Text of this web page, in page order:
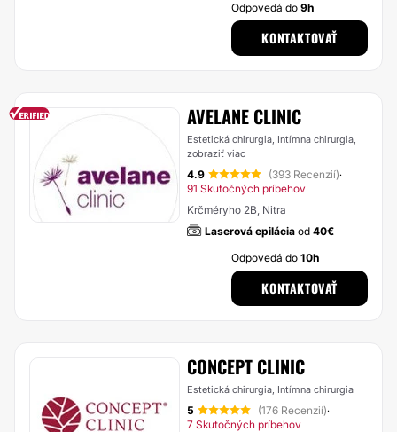
Odpovedá do9h
KONTAKTOVAŤ
AVELANE CLINIC
Estetická chirurgia, Intímna chirurgia,
zobraziť viac
4.9 (393 Recenzií)·
91 Skutočných príbehov
Krčméryho 2B, Nitra
Laserová epilácia od 40€
Odpovedá do10h
KONTAKTOVAŤ
CONCEPT CLINIC
Estetická chirurgia, Intímna chirurgia
5 (176 Recenzií)·
7 Skutočných príbehov